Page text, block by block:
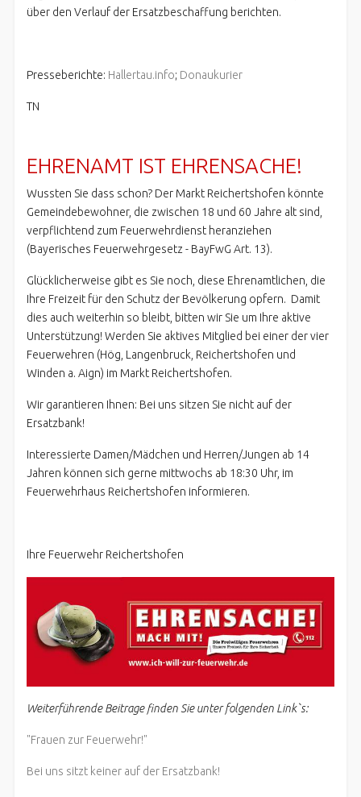
über den Verlauf der Ersatzbeschaffung berichten.
Presseberichte: Hallertau.info; Donaukurier
TN
EHRENAMT IST EHRENSACHE!
Wussten Sie dass schon? Der Markt Reichertshofen könnte
Gemeindebewohner, die zwischen 18 und 60 Jahre alt sind,
verpflichtend zum Feuerwehrdienst heranziehen
(Bayerisches Feuerwehrgesetz - BayFwG Art. 13).
Glücklicherweise gibt es Sie noch, diese Ehrenamtlichen, die
Ihre Freizeit für den Schutz der Bevölkerung opfern. Damit
dies auch weiterhin so bleibt, bitten wir Sie um Ihre aktive
Unterstützung! Werden Sie aktives Mitglied bei einer der vier
Feuerwehren (Hög, Langenbruck, Reichertshofen und
Winden a. Aign) im Markt Reichertshofen.
Wir garantieren Ihnen: Bei uns sitzen Sie nicht auf der
Ersatzbank!
Interessierte Damen/Mädchen und Herren/Jungen ab 14
Jahren können sich gerne mittwochs ab 18:30 Uhr, im
Feuerwehrhaus Reichertshofen informieren.
Ihre Feuerwehr Reichertshofen
Weiterführende Beitrage finden Sie unter folgenden Link`s:
"Frauen zur Feuerwehr!"
Bei uns sitzt keiner auf der Ersatzbank!